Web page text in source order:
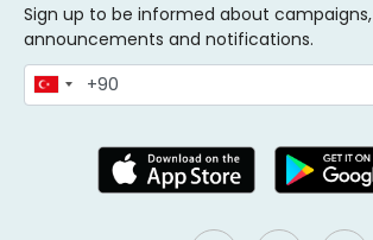
Sign up to be informed about campaigns,
announcements and notifications.